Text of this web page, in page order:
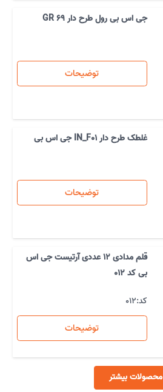
جی اس بی رول طرح دار GR 69
توضیحات
غلطک طرح دار IN_F01 جی اس بی
توضیحات
قلم مدادی 12 عددی آرتیست جی اس
بی کد 012
کد:012
توضیحات
محصولات بیشتر